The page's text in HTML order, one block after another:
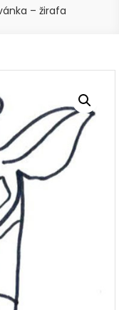
– žirafa